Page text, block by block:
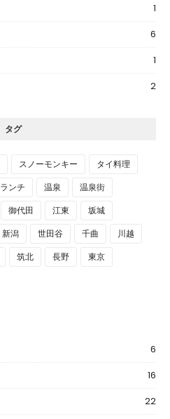
1
6
1
2
タグ
スノーモンキー
タイ料理
ランチ 温泉
温泉街
御代田 江東
坂城
新潟 世田谷 千曲
川越
筑北 長野
東京
6
16
22